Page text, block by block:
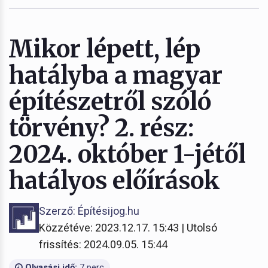
Mikor lépett, lép
hatályba a magyar
építészetről szóló
törvény? 2. rész:
2024. október 1-jétől
hatályos előírások
Szerző: Építésijog.hu
Közzétéve: 2023.12.17. 15:43 | Utolsó
frissítés: 2024.09.05. 15:44